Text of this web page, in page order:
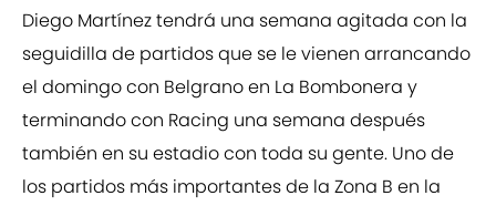
Diego Martínez tendrá una semana agitada con la
seguidilla de partidos que se le vienen arrancando
el domingo con Belgrano en La Bombonera y
terminando con Racing una semana después
también en su estadio con toda su gente. Uno de
los partidos más importantes de la Zona B en la